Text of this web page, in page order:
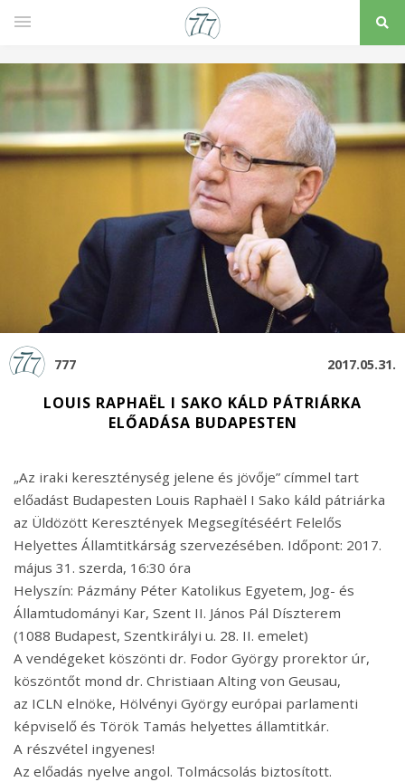
777 2017.05.31.
LOUIS RAPHAËL I SAKO KÁLD PÁTRIÁRKA
ELŐADÁSA BUDAPESTEN
„Az iraki kereszténység jelene és jövője” címmel tart
előadást Budapesten Louis Raphaël I Sako káld pátriárka
az Üldözött Keresztények Megsegítéséért Felelős
Helyettes Államtitkárság szervezésében. Időpont: 2017.
május 31. szerda, 16:30 óra
Helyszín: Pázmány Péter Katolikus Egyetem, Jog- és
Államtudományi Kar, Szent II. János Pál Díszterem
(1088 Budapest, Szentkirályi u. 28. II. emelet)
A vendégeket köszönti dr. Fodor György prorektor úr,
köszöntőt mond dr. Christiaan Alting von Geusau,
az ICLN elnöke, Hölvényi György európai parlamenti
képviselő és Török Tamás helyettes államtitkár.
A részvétel ingyenes!
Az előadás nyelve angol. Tolmácsolás biztosított.